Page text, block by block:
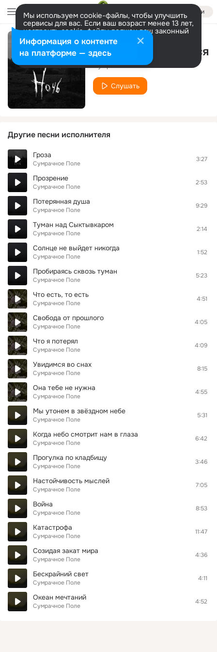
Войти
Мы используем cookie-файлы, чтобы улучшить
сервисы для вас. Если ваш возраст менее 13 лет,
настроить cookie-файлы должен ваш законный
представитель. Больше информации
Разрешить все Настроить
Человек, задумайся
Сумрачное Поле
Слушать
Другие песни исполнителя
Гроза
Сумрачное Поле
3:27
Прозрение
Сумрачное Поле
2:53
Потерянная душа
Сумрачное Поле
9:29
Туман над Сыктывкаром
Сумрачное Поле
2:14
Солнце не выйдет никогда
Сумрачное Поле
1:52
Пробираясь сквозь туман
Сумрачное Поле
5:23
Что есть, то есть
Сумрачное Поле
4:51
Свобода от прошлого
Сумрачное Поле
4:05
Что я потерял
Сумрачное Поле
4:09
Увидимся во снах
Сумрачное Поле
8:15
Она тебе не нужна
Сумрачное Поле
4:55
Мы утонем в звёздном небе
Сумрачное Поле
5:31
Когда небо смотрит нам в глаза
Сумрачное Поле
6:42
Прогулка по кладбищу
Сумрачное Поле
3:46
Настойчивость мыслей
Сумрачное Поле
7:05
Война
Сумрачное Поле
8:53
Катастрофа
Сумрачное Поле
11:47
Созидая закат мира
Сумрачное Поле
4:36
Бескрайний свет
Сумрачное Поле
4:11
Океан мечтаний
Сумрачное Поле
4:52
Информация о контенте
на платформе — здесь